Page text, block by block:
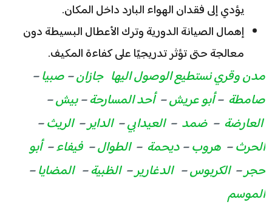
يؤدي إلى فقدان الهواء البارد داخل المكان.
إهمال الصيانة الدورية وترك الأعطال البسيطة دون
معالجة حتى تؤثر تدريجيًا على كفاءة المكيف.
مدن وقري نستطيع الوصول اليها جازان–صبيا–
صامطة –أبو عريش–أحد المسارحة–بيش–
العارضة – ضمد – العيدابي–الداير– الريث–
الحرث– هروب–ديحمة –الطوال– فيفاء–أبو
حجر– الكربوس– الدغارير– الظبية– المضايا–
الموسم